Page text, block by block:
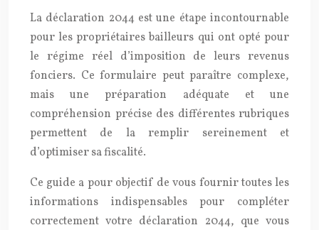
La déclaration 2044 est une étape incontournable
pour les propriétaires bailleurs qui ont opté pour
le régime réel d’imposition de leurs revenus
fonciers. Ce formulaire peut paraître complexe,
mais une préparation adéquate et une
compréhension précise des différentes rubriques
permettent de la remplir sereinement et
d’optimiser sa fiscalité.
Ce guide a pour objectif de vous fournir toutes les
informations indispensables pour compléter
correctement votre déclaration 2044, que vous